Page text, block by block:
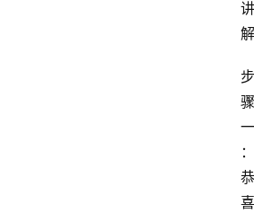
步
骤
一
：
恭
喜